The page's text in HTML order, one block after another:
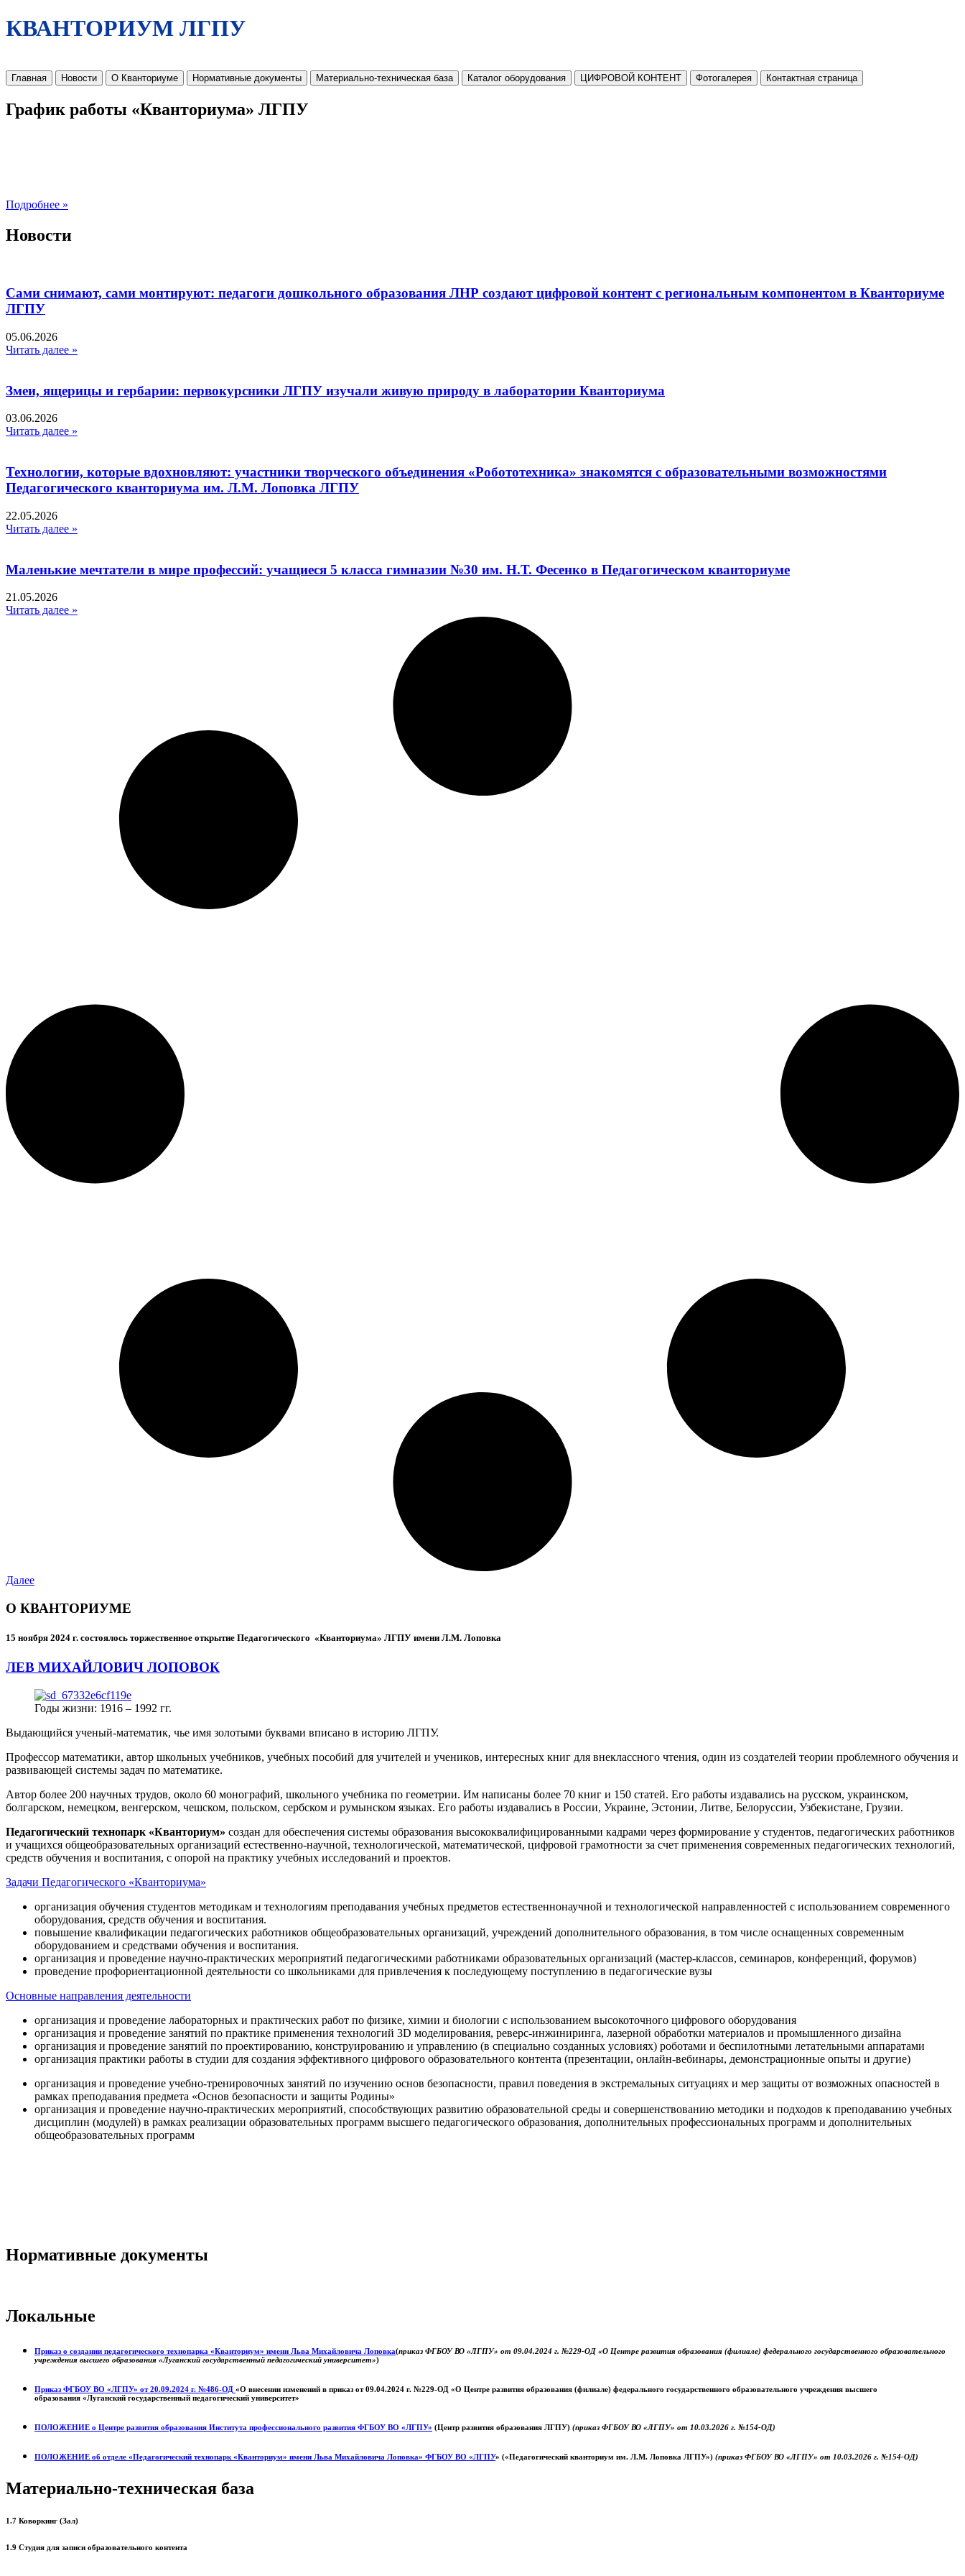
КВАНТОРИУМ ЛГПУ
Главная Новости О Кванториуме Нормативные документы Материально-техническая база Каталог оборудования ЦИФРОВОЙ КОНТЕНТ Фотогалерея Контактная страница
График работы «Кванториума» ЛГПУ
Подробнее »
Новости
Сами снимают, сами монтируют: педагоги дошкольного образования ЛНР создают цифровой контент с региональным компонентом в Кванториуме
ЛГПУ​
05.06.2026
Читать далее »
Змеи, ящерицы и гербарии: первокурсники ЛГПУ изучали живую природу в лаборатории Кванториума
03.06.2026
Читать далее »
Технологии, которые вдохновляют: участники творческого объединения «Робототехника» знакомятся с образовательными возможностями
Педагогического кванториума им. Л.М. Лоповка ЛГПУ
22.05.2026
Читать далее »
Маленькие мечтатели в мире профессий: учащиеся 5 класса гимназии №30 им. Н.Т. Фесенко в Педагогическом кванториуме
21.05.2026
Читать далее »
Далее
О КВАНТОРИУМЕ
15 ноября 2024 г. состоялось торжественное открытие Педагогического «Кванториума» ЛГПУ имени Л.М. Лоповка
ЛЕВ МИХАЙЛОВИЧ ЛОПОВОК
Годы жизни: 1916 – 1992 гг.
Выдающийся ученый-математик, чье имя золотыми буквами вписано в историю ЛГПУ.
Профессор математики, автор школьных учебников, учебных пособий для учителей и учеников, интересных книг для внеклассного чтения, один из создателей теории проблемного обучения и
развивающей системы задач по математике.
Автор более 200 научных трудов, около 60 монографий, школьного учебника по геометрии. Им написаны более 70 книг и 150 статей. Его работы издавались на русском, украинском,
болгарском, немецком, венгерском, чешском, польском, сербском и румынском языках. Его работы издавались в России, Украине, Эстонии, Литве, Белоруссии, Узбекистане, Грузии.
Педагогический технопарк «Кванториум» создан для обеспечения системы образования высококвалифицированными кадрами через формирование у студентов, педагогических работников
и учащихся общеобразовательных организаций естественно-научной, технологической, математической, цифровой грамотности за счет применения современных педагогических технологий,
средств обучения и воспитания, с опорой на практику учебных исследований и проектов.
Задачи Педагогического «Кванториума»
организация обучения студентов методикам и технологиям преподавания учебных предметов естественнонаучной и технологической направленностей с использованием современного
оборудования, средств обучения и воспитания.
повышение квалификации педагогических работников общеобразовательных организаций, учреждений дополнительного образования, в том числе оснащенных современным
оборудованием и средствами обучения и воспитания.
организация и проведение научно-практических мероприятий педагогическими работниками образовательных организаций (мастер-классов, семинаров, конференций, форумов)
проведение профориентационной деятельности со школьниками для привлечения к последующему поступлению в педагогические вузы
Основные направления деятельности
организация и проведение лабораторных и практических работ по физике, химии и биологии с использованием высокоточного цифрового оборудования
организация и проведение занятий по практике применения технологий 3D моделирования, реверс-инжиниринга, лазерной обработки материалов и промышленного дизайна
организация и проведение занятий по проектированию, конструированию и управлению (в специально созданных условиях) роботами и беспилотными летательными аппаратами
организация практики работы в студии для создания эффективного цифрового образовательного контента (презентации, онлайн-вебинары, демонстрационные опыты и другие)
организация и проведение учебно-тренировочных занятий по изучению основ безопасности, правил поведения в экстремальных ситуациях и мер защиты от возможных опасностей в
рамках преподавания предмета «Основ безопасности и защиты Родины»
организация и проведение научно-практических мероприятий, способствующих развитию образовательной среды и совершенствованию методики и подходов к преподаванию учебных
дисциплин (модулей) в рамках реализации образовательных программ высшего педагогического образования, дополнительных профессиональных программ и дополнительных
общеобразовательных программ
Нормативные документы
Локальные
Приказ о создании педагогического технопарка «Кванториум» имени Льва Михайловича Лоповка(приказ ФГБОУ ВО «ЛГПУ» от 09.04.2024 г. №229-ОД «О Центре развития образования (филиале) федерального государственного образовательного
учреждения высшего образования «Луганский государственный педагогический университет»)
Приказ ФГБОУ ВО «ЛГПУ» от 20.09.2024 г. №486-ОД «О внесении изменений в приказ от 09.04.2024 г. №229-ОД «О Центре развития образования (филиале) федерального государственного образовательного учреждения высшего
образования «Луганский государственный педагогический университет»
ПОЛОЖЕНИЕ о Центре развития образования Института профессионального развития ФГБОУ ВО «ЛГПУ» (Центр развития образования ЛГПУ) (приказ ФГБОУ ВО «ЛГПУ» от 10.03.2026 г. №154-ОД)
ПОЛОЖЕНИЕ об отделе «Педагогический технопарк «Кванториум» имени Льва Михайловича Лоповка» ФГБОУ ВО «ЛГПУ» («Педагогический кванториум им. Л.М. Лоповка ЛГПУ») (приказ ФГБОУ ВО «ЛГПУ» от 10.03.2026 г. №154-ОД)
Материально-техническая база
1.7 Коворкинг (Зал)
1.9 Студия для записи образовательного контента